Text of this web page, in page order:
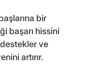
bir
başarı hissini
ve
artırır.